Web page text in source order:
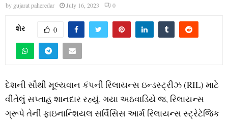
by gujarat paheredar July 16, 2023 0
શેર 0
દેશની સૌથી મૂલ્યવાન કંપની રિલાયન્સ ઇન્ડસ્ટ્રીઝ (RIL) માટે
વીતેલું સપ્તાહ શાનદાર રહ્યું. ગયા અઠવાડિયે જ, રિલાયન્સ
ગ્રૂપે તેની ફાઇનાન્શિયલ સર્વિસિસ આર્મ રિલાયન્સ સ્ટ્રેટેજિક